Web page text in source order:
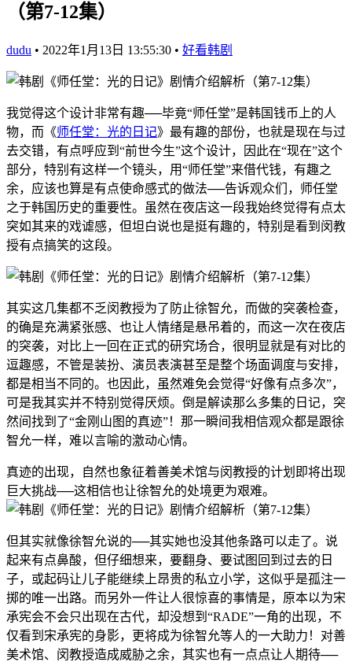
（第7-12集）
dudu • 2022年1月13日 13:55:30 • 好看韩剧
我觉得这个设计非常有趣──毕竟“师任堂”是韩国钱币上的人
物，而《师任堂：光的日记》最有趣的部份，也就是现在与过
去交错，有点呼应到“前世今生”这个设计，因此在“现在”这个
部分，特别有这样一个镜头，用“师任堂”来借代钱，有趣之
余，应该也算是有点使命感式的做法──告诉观众们，师任堂
之于韩国历史的重要性。虽然在夜店这一段我始终觉得有点太
突如其来的戏谑感，但坦白说也是挺有趣的，特别是看到闵教
授有点搞笑的这段。
其实这几集都不乏闵教授为了防止徐智允，而做的突袭检查，
的确是充满紧张感、也让人情绪是悬吊着的，而这一次在夜店
的突袭，对比上一回在正式的研究场合，很明显就是有对比的
逗趣感，不管是装扮、演员表演甚至是整个场面调度与安排，
都是相当不同的。也因此，虽然难免会觉得“好像有点多次”，
可是我其实并不特别觉得厌烦。倒是解读那么多集的日记，突
然间找到了“金刚山图的真迹”！那一瞬间我相信观众都是跟徐
智允一样，难以言喻的激动心情。
真迹的出现，自然也象征着善美术馆与闵教授的计划即将出现
巨大挑战──这相信也让徐智允的处境更为艰难。
但其实就像徐智允说的──其实她也没其他条路可以走了。说
起来有点鼻酸，但仔细想来，要翻身、要试图回到过去的日
子，或起码让儿子能继续上昂贵的私立小学，这似乎是孤注一
掷的唯一出路。而另外一件让人很惊喜的事情是，原本以为宋
承宪会不会只出现在古代，却没想到“RADE”一角的出现，不
仅看到宋承宪的身影，更将成为徐智允等人的一大助力！对善
美术馆、闵教授造成威胁之余，其实也有一点点让人期待──